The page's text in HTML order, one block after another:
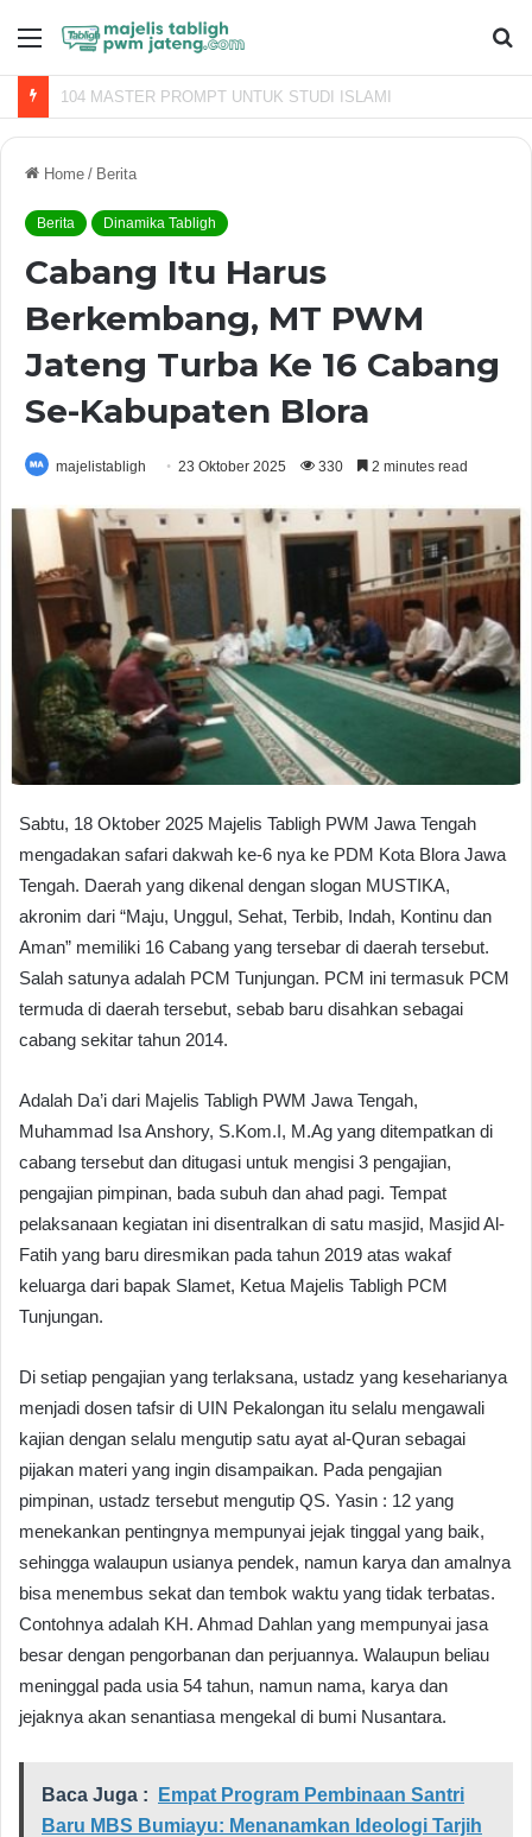
Menu
Home / Berita
Berita Dinamika Tabligh
Cabang Itu Harus
Berkembang, MT PWM
Jateng Turba Ke 16 Cabang
Se-Kabupaten Blora
majelistabligh 23 Oktober 2025 330 2 minutes read
Sabtu, 18 Oktober 2025 Majelis Tabligh PWM Jawa Tengah
mengadakan safari dakwah ke-6 nya ke PDM Kota Blora Jawa
Tengah. Daerah yang dikenal dengan slogan MUSTIKA,
akronim dari “Maju, Unggul, Sehat, Terbib, Indah, Kontinu dan
Aman” memiliki 16 Cabang yang tersebar di daerah tersebut.
Salah satunya adalah PCM Tunjungan. PCM ini termasuk PCM
termuda di daerah tersebut, sebab baru disahkan sebagai
cabang sekitar tahun 2014.
Adalah Da’i dari Majelis Tabligh PWM Jawa Tengah,
Muhammad Isa Anshory, S.Kom.I, M.Ag yang ditempatkan di
cabang tersebut dan ditugasi untuk mengisi 3 pengajian,
pengajian pimpinan, bada subuh dan ahad pagi. Tempat
pelaksanaan kegiatan ini disentralkan di satu masjid, Masjid Al-
Fatih yang baru diresmikan pada tahun 2019 atas wakaf
keluarga dari bapak Slamet, Ketua Majelis Tabligh PCM
Tunjungan.
Di setiap pengajian yang terlaksana, ustadz yang keseharianya
menjadi dosen tafsir di UIN Pekalongan itu selalu mengawali
kajian dengan selalu mengutip satu ayat al-Quran sebagai
pijakan materi yang ingin disampaikan. Pada pengajian
pimpinan, ustadz tersebut mengutip QS. Yasin : 12 yang
menekankan pentingnya mempunyai jejak tinggal yang baik,
sehingga walaupun usianya pendek, namun karya dan amalnya
bisa menembus sekat dan tembok waktu yang tidak terbatas.
Contohnya adalah KH. Ahmad Dahlan yang mempunyai jasa
besar dengan pengorbanan dan perjuannya. Walaupun beliau
meninggal pada usia 54 tahun, namun nama, karya dan
jejaknya akan senantiasa mengekal di bumi Nusantara.
Baca Juga :
Empat Program Pembinaan Santri
Baru MBS Bumiayu: Menanamkan Ideologi Tarjih